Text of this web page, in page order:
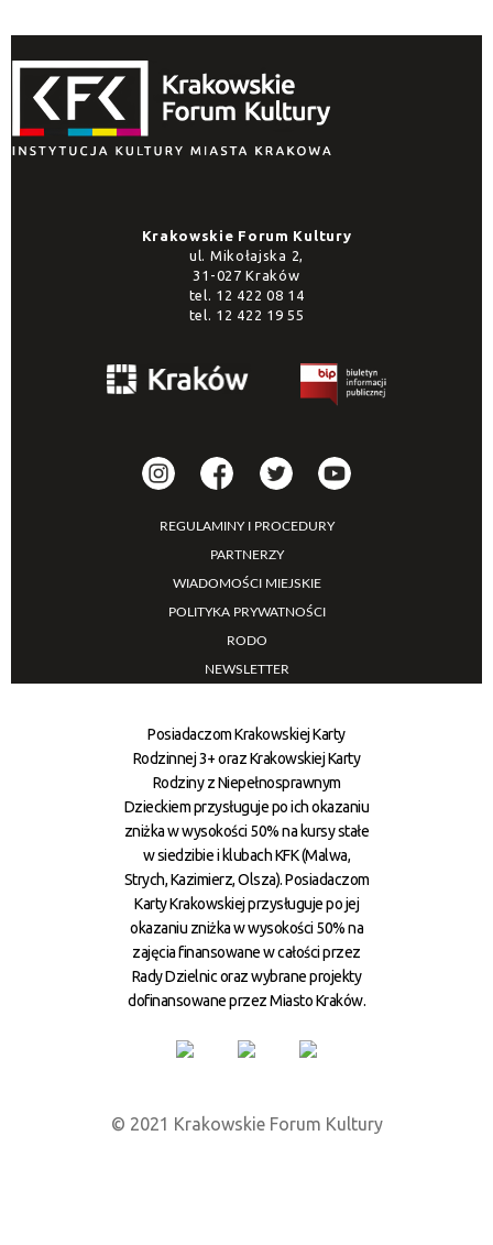
Krakowskie Forum Kultury
ul. Mikołajska 2,
31-027 Kraków
tel. 12 422 08 14
tel. 12 422 19 55
REGULAMINY I PROCEDURY
PARTNERZY
WIADOMOŚCI MIEJSKIE
POLITYKA PRYWATNOŚCI
RODO
NEWSLETTER
Posiadaczom Krakowskiej Karty
Rodzinnej 3+ oraz Krakowskiej Karty
Rodziny z Niepełnosprawnym
Dzieckiem przysługuje po ich okazaniu
zniżka w wysokości 50% na kursy stałe
w siedzibie i klubach KFK (Malwa,
Strych, Kazimierz, Olsza). Posiadaczom
Karty Krakowskiej przysługuje po jej
okazaniu zniżka w wysokości 50% na
zajęcia finansowane w całości przez
Rady Dzielnic oraz wybrane projekty
dofinansowane przez Miasto Kraków.
© 2021 Krakowskie Forum Kultury